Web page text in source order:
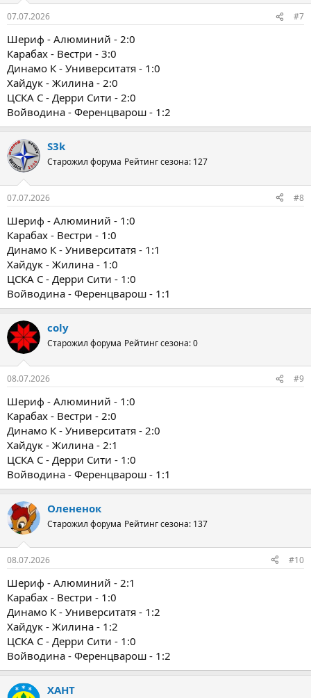
07.07.2026 #7
Шериф - Алюминий - 2:0
Карабах - Вестри - 3:0
Динамо К - Университатя - 1:0
Хайдук - Жилина - 2:0
ЦСКА С - Дерри Сити - 2:0
Войводина - Ференцварош - 1:2
S3k
Старожил форума Рейтинг сезона: 127
07.07.2026 #8
Шериф - Алюминий - 1:0
Карабах - Вестри - 1:0
Динамо К - Университатя - 1:1
Хайдук - Жилина - 1:0
ЦСКА С - Дерри Сити - 1:0
Войводина - Ференцварош - 1:1
coly
Старожил форума Рейтинг сезона: 0
08.07.2026 #9
Шериф - Алюминий - 1:0
Карабах - Вестри - 2:0
Динамо К - Университатя - 2:0
Хайдук - Жилина - 2:1
ЦСКА С - Дерри Сити - 1:0
Войводина - Ференцварош - 1:1
Олененок
Старожил форума Рейтинг сезона: 137
08.07.2026 #10
Шериф - Алюминий - 2:1
Карабах - Вестри - 1:0
Динамо К - Университатя - 1:2
Хайдук - Жилина - 1:2
ЦСКА С - Дерри Сити - 1:0
Войводина - Ференцварош - 1:2
ХАНТ